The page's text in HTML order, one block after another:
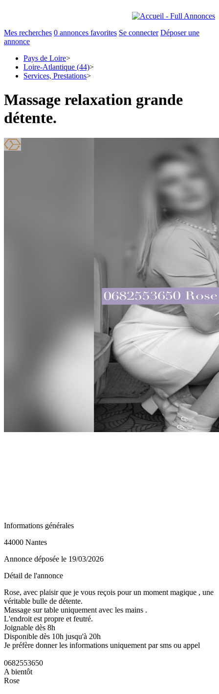
Mes recherches 0 annonces favorites Se connecter Déposer une
annonce
Pays de Loire>
Loire-Atlantique (44)>
Services, Prestations>
Massage relaxation grande
détente.
Informations générales
44000 Nantes
Annonce déposée le 19/03/2026
Détail de l'annonce
Rose, avec plaisir que je vous reçois pour un moment magique , une
véritable bulle de détente.
Massage sur table uniquement avec les mains .
L'endroit est propre et feutré.
Joignable dès 8h
Disponible dès 10h jusqu'à 20h
Je préfère donner les informations uniquement par sms ou appel
0682553650
A bientôt
Rose